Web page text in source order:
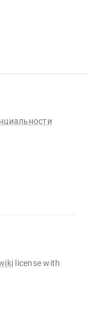
license with